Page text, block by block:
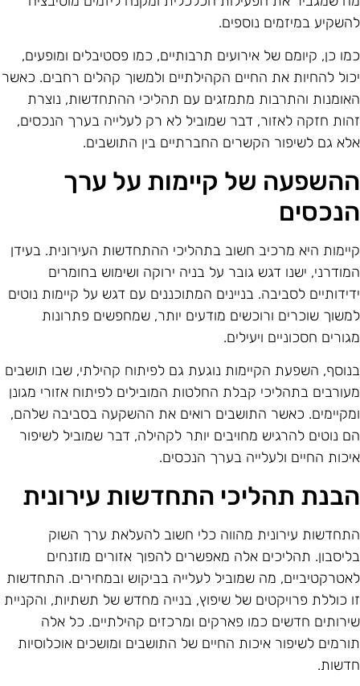
במיזמים נוספים.
כן, קיומם של אירועים תרבותיים, כמו פסטיבלים ומופעים,
להחיות את החיים הקהילתיים ולמשוך קהלים רחבים. כאשר
והתרבות מתמזגים עם תהליכי ההתחדשות, נוצרת
חזקה לאזור, דבר שמוביל לא רק לעלייה בערך הנכסים,
גם לשיפור הקשרים החברתיים בין התושבים.
של קיימות על ערך
היא מרכיב חשוב בתהליכי ההתחדשות העירונית. בעידן
ישנו דגש גובר על בניה ירוקה ושימוש בחומרים
לסביבה. בניינים המתוכננים עם דגש על קיימות נוטים
שוכרים ורוכשים מודעים יותר, שמחפשים פתרונות
חסכוניים ויעילים.
השפעת הקיימות נוגעת גם לפיתוח קהילתי, שבו תושבים
בתהליכי קבלת החלטות המובילים לפיתוח אזורי מגונן
כאשר התושבים רואים את ההשקעה בסביבה שלהם,
נוטים להרגיש מחויבים יותר לקהילה, דבר שמוביל לשיפור
החיים ולעלייה בערך הנכסים.
תהליכי התחדשות עירונית
עירונית מהווה כלי חשוב להעלאת ערך השוק
תהליכים אלה מאפשרים להפוך אזורים מוזנחים
מה שמוביל לעלייה בביקוש ובמחירים. התחדשות
כוללת פרויקטים של שיפוץ, בנייה מחדש של תשתיות, והקניית
חדשים כמו פארקים ומרכזים קהילתיים. כל אלה
לשיפור איכות החיים של התושבים ומושכים אוכלוסיות